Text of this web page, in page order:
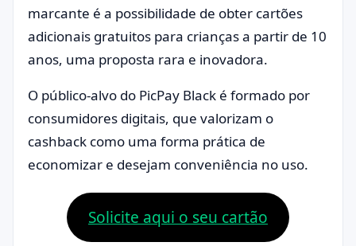
marcante é a possibilidade de obter cartões
adicionais gratuitos para crianças a partir de 10
anos, uma proposta rara e inovadora.
O público-alvo do PicPay Black é formado por
consumidores digitais, que valorizam o
cashback como uma forma prática de
economizar e desejam conveniência no uso.
Solicite aqui o seu cartão